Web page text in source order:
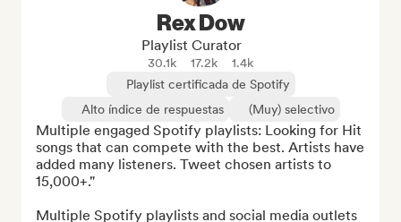
Rex Dow
Playlist Curator
30.1k 17.2k
1.4k
Playlist certificada de Spotify
Alto índice de respuestas
(Muy) selectivo
Multiple engaged Spotify playlists: Looking for Hit
songs that can compete with the best. Artists have
added many listeners. Tweet chosen artists to
15,000+."
Multiple Spotify playlists and social media outlets